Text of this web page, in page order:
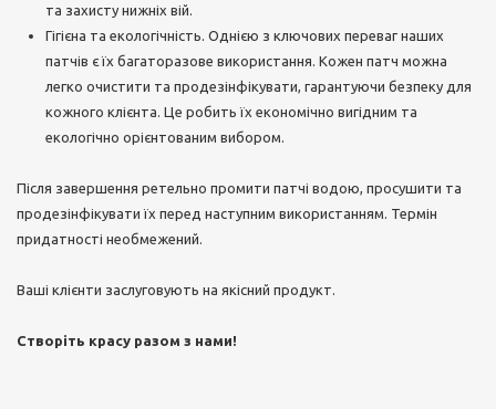
та захисту нижніх вій.
Гігієна та екологічність. Однією з ключових переваг наших
патчів є їх багаторазове використання. Кожен патч можна
легко очистити та продезінфікувати, гарантуючи безпеку для
кожного клієнта. Це робить їх економічно вигідним та
екологічно орієнтованим вибором.
Після завершення ретельно промити патчі водою, просушити та
продезінфікувати їх перед наступним використанням. Термін
придатності необмежений.
Ваші клієнти заслуговують на якісний продукт.
Створіть красу разом з нами!